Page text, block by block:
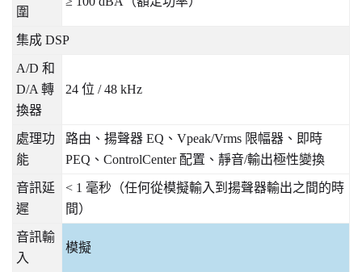
圍
集成 DSP
A/D 和
D/A 轉
換器
24 位 / 48 kHz
處理功
能
路由、揚聲器 EQ 、 Vpeak/Vrms 限幅器、即時
PEQ 、 ControlCenter 配置、靜音/輸出極性變換
音訊延
遲
< 1 毫秒（任何從模擬輸入到揚聲器輸出之間的時
間）
音訊輸
入
模擬